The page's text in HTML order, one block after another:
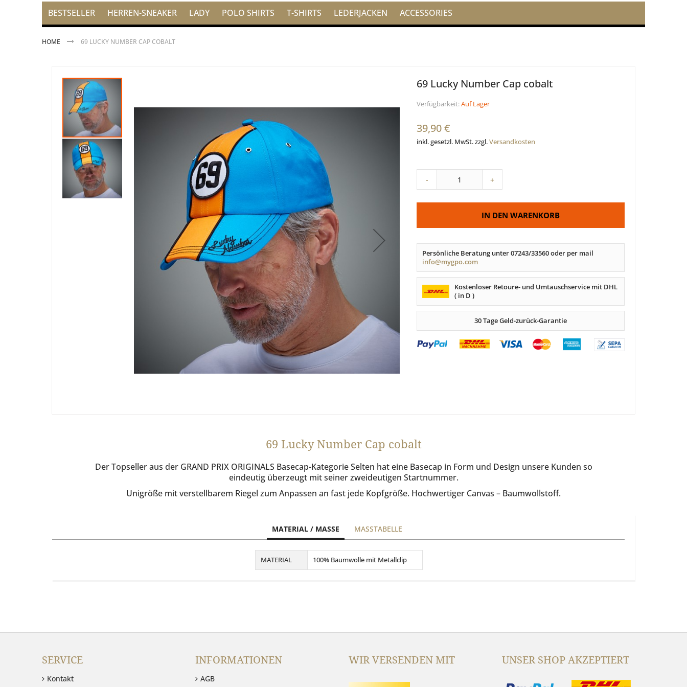
BESTSELLER HERREN-SNEAKER LADY POLO SHIRTS T-SHIRTS LEDERJACKEN ACCESSORIES
HOME 69 LUCKY NUMBER CAP COBALT
Zum
Ende
Bildgalerie
springen
Zum
Anfang
Bildgalerie
springen
69 Lucky Number Cap cobalt
Verfügbarkeit:Auf Lager
39,90 €
inkl. gesetzl. MwSt. zzgl.Versandkosten
- +
IN DEN WARENKORB
Persönliche Beratung unter 07243/33560 oder per mail
info@mygpo.com
Kostenloser Retoure- und Umtauschservice mit DHL
( in D )
30 Tage Geld-zurück-Garantie
69 Lucky Number Cap cobalt
Der Topseller aus der GRAND PRIX ORIGINALS Basecap-Kategorie Selten hat eine Basecap in Form und Design unsere Kunden so
eindeutig überzeugt mit seiner zweideutigen Startnummer.
Unigröße mit verstellbarem Riegel zum Anpassen an fast jede Kopfgröße. Hochwertiger Canvas – Baumwollstoff.
MATERIAL / MASSE
Maße
MATERIAL 100% Baumwolle mit Metallclip
MASSTABELLE
SERVICE
Kontakt
INFORMATIONEN
AGB
WIR VERSENDEN MIT UNSER SHOP AKZEPTIERT